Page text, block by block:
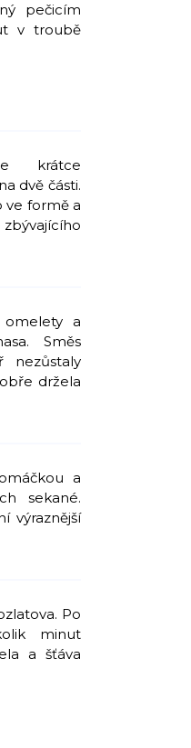
pečicím
v troubě
krátce
dvě části.
ve formě a
a
Směs
nezůstaly
držela
a
sekané.
výraznější
Po
minut
a šťáva